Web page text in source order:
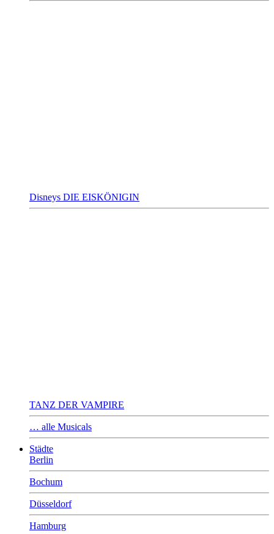
Disneys DIE EISKÖNIGIN
TANZ DER VAMPIRE
… alle Musicals
Städte
Berlin
Bochum
Düsseldorf
Hamburg